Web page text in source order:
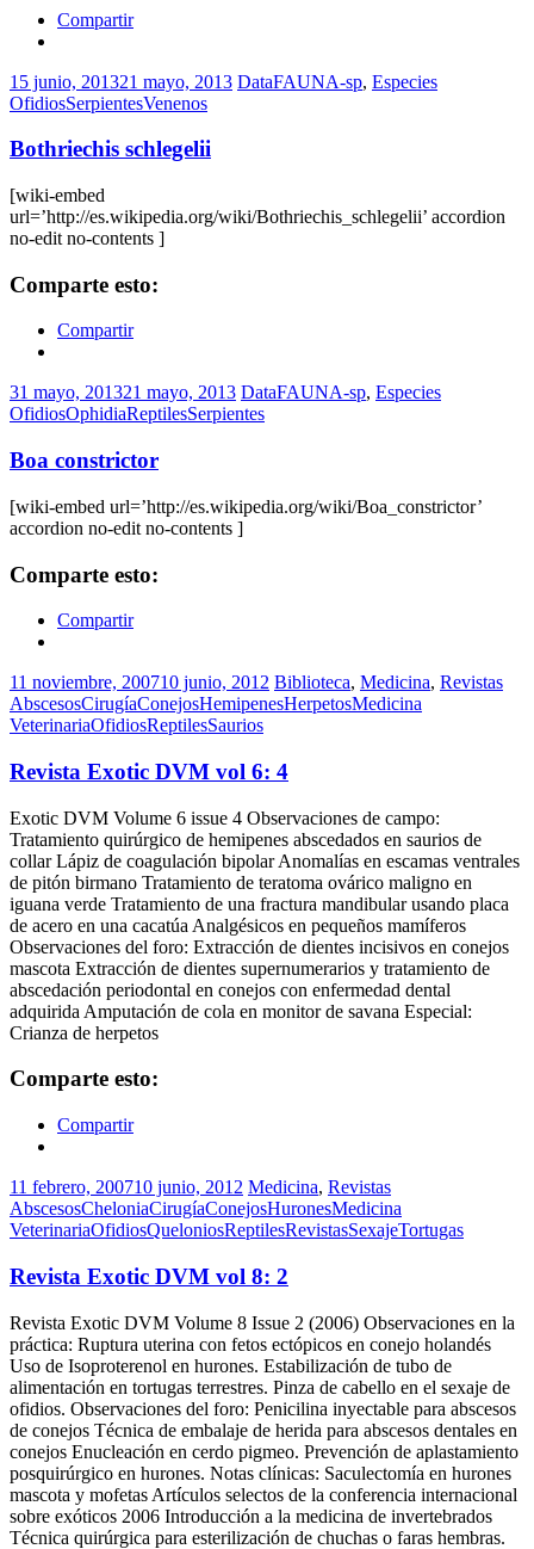
Compartir
15 junio, 201321 mayo, 2013 DataFAUNA-sp, Especies
OfidiosSerpientesVenenos
Bothriechis schlegelii
[wiki-embed
url=’http://es.wikipedia.org/wiki/Bothriechis_schlegelii’ accordion
no-edit no-contents ]
Comparte esto:
Compartir
31 mayo, 201321 mayo, 2013 DataFAUNA-sp, Especies
OfidiosOphidiaReptilesSerpientes
Boa constrictor
[wiki-embed url=’http://es.wikipedia.org/wiki/Boa_constrictor’
accordion no-edit no-contents ]
Comparte esto:
Compartir
11 noviembre, 200710 junio, 2012 Biblioteca, Medicina, Revistas
AbscesosCirugíaConejosHemipenesHerpetosMedicina
VeterinariaOfidiosReptilesSaurios
Revista Exotic DVM vol 6: 4
Exotic DVM Volume 6 issue 4 Observaciones de campo:
Tratamiento quirúrgico de hemipenes abscedados en saurios de
collar Lápiz de coagulación bipolar Anomalías en escamas ventrales
de pitón birmano Tratamiento de teratoma ovárico maligno en
iguana verde Tratamiento de una fractura mandibular usando placa
de acero en una cacatúa Analgésicos en pequeños mamíferos
Observaciones del foro: Extracción de dientes incisivos en conejos
mascota Extracción de dientes supernumerarios y tratamiento de
abscedación periodontal en conejos con enfermedad dental
adquirida Amputación de cola en monitor de savana Especial:
Crianza de herpetos
Comparte esto:
Compartir
11 febrero, 200710 junio, 2012 Medicina, Revistas
AbscesosCheloniaCirugíaConejosHuronesMedicina
VeterinariaOfidiosQueloniosReptilesRevistasSexajeTortugas
Revista Exotic DVM vol 8: 2
Revista Exotic DVM Volume 8 Issue 2 (2006) Observaciones en la
práctica: Ruptura uterina con fetos ectópicos en conejo holandés
Uso de Isoproterenol en hurones. Estabilización de tubo de
alimentación en tortugas terrestres. Pinza de cabello en el sexaje de
ofidios. Observaciones del foro: Penicilina inyectable para abscesos
de conejos Técnica de embalaje de herida para abscesos dentales en
conejos Enucleación en cerdo pigmeo. Prevención de aplastamiento
posquirúrgico en hurones. Notas clínicas: Saculectomía en hurones
mascota y mofetas Artículos selectos de la conferencia internacional
sobre exóticos 2006 Introducción a la medicina de invertebrados
Técnica quirúrgica para esterilización de chuchas o faras hembras.